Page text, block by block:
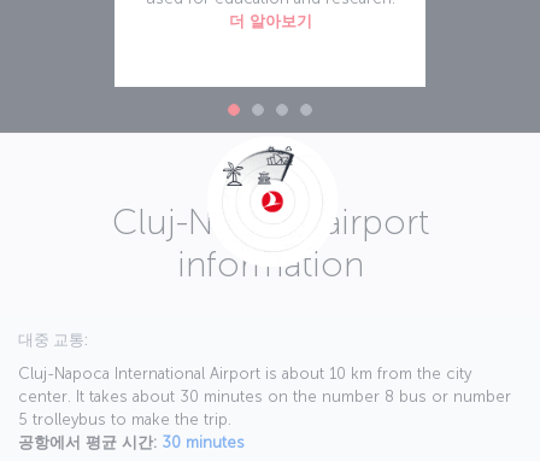
더 알아보기
Cluj-Napoca airport
information
대중 교통:
Cluj-Napoca International Airport is about 10 km from the city
center. It takes about 30 minutes on the number 8 bus or number
5 trolleybus to make the trip.
공항에서 평균 시간: 30 minutes